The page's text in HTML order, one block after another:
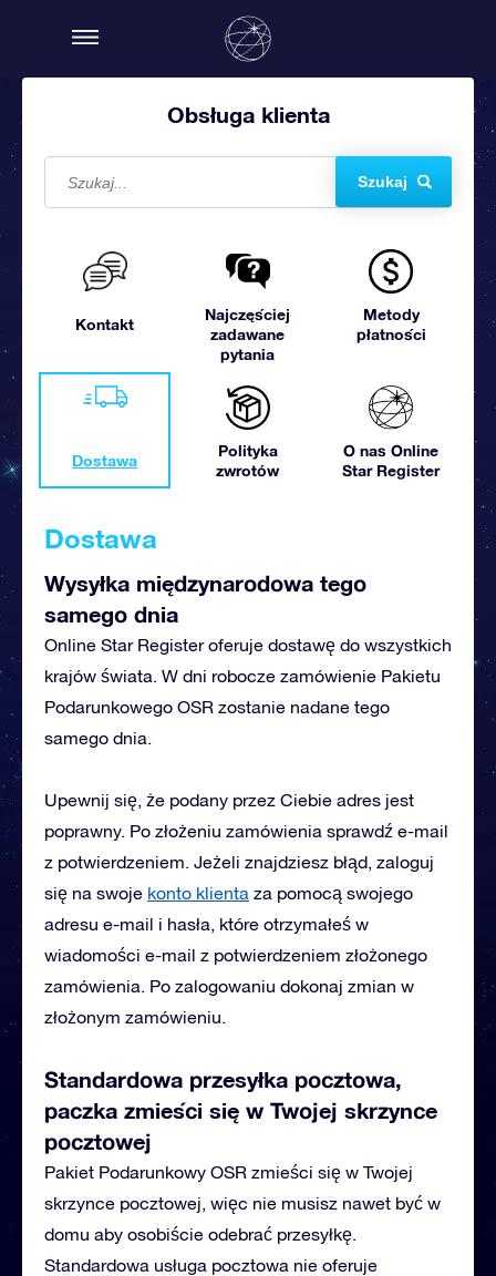
Obsługa klienta
Szukaj
Kontakt
Najczęściej
zadawane
pytania
Metody
płatności
Dostawa
Polityka
zwrotów
O nas Online
Star Register
Dostawa
Wysyłka międzynarodowa tego
samego dnia
Online Star Register oferuje dostawę do wszystkich
krajów świata. W dni robocze zamówienie Pakietu
Podarunkowego OSR zostanie nadane tego
samego dnia.
Upewnij się, że podany przez Ciebie adres jest
poprawny. Po złożeniu zamówienia sprawdź e-mail
z potwierdzeniem. Jeżeli znajdziesz błąd, zaloguj
się na swoje konto klienta za pomocą swojego
adresu e-mail i hasła, które otrzymałeś w
wiadomości e-mail z potwierdzeniem złożonego
zamówienia. Po zalogowaniu dokonaj zmian w
złożonym zamówieniu.
Standardowa przesyłka pocztowa,
paczka zmieści się w Twojej skrzynce
pocztowej
Pakiet Podarunkowy OSR zmieści się w Twojej
skrzynce pocztowej, więc nie musisz nawet być w
domu aby osobiście odebrać przesyłkę.
Standardowa usługa pocztowa nie oferuje